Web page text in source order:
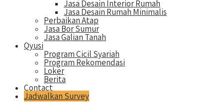
Jasa Desain Interior Rumah
Jasa Desain Rumah Minimalis
Perbaikan Atap
Jasa Bor Sumur
Jasa Galian Tanah
Qyusi
Program Cicil Syariah
Program Rekomendasi
Loker
Berita
Contact
Jadwalkan Survey